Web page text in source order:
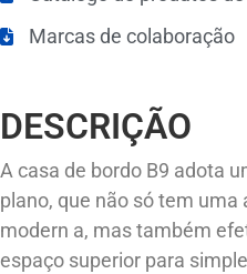
Marcas de colaboração
DESCRIÇÃO
A casa de bordo B9 adota
plano, que não só tem uma
modern a, mas também
espaço superior para